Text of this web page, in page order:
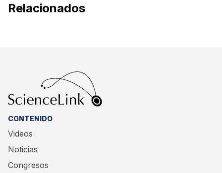
Relacionados
CONTENIDO
Videos
Noticias
Congresos